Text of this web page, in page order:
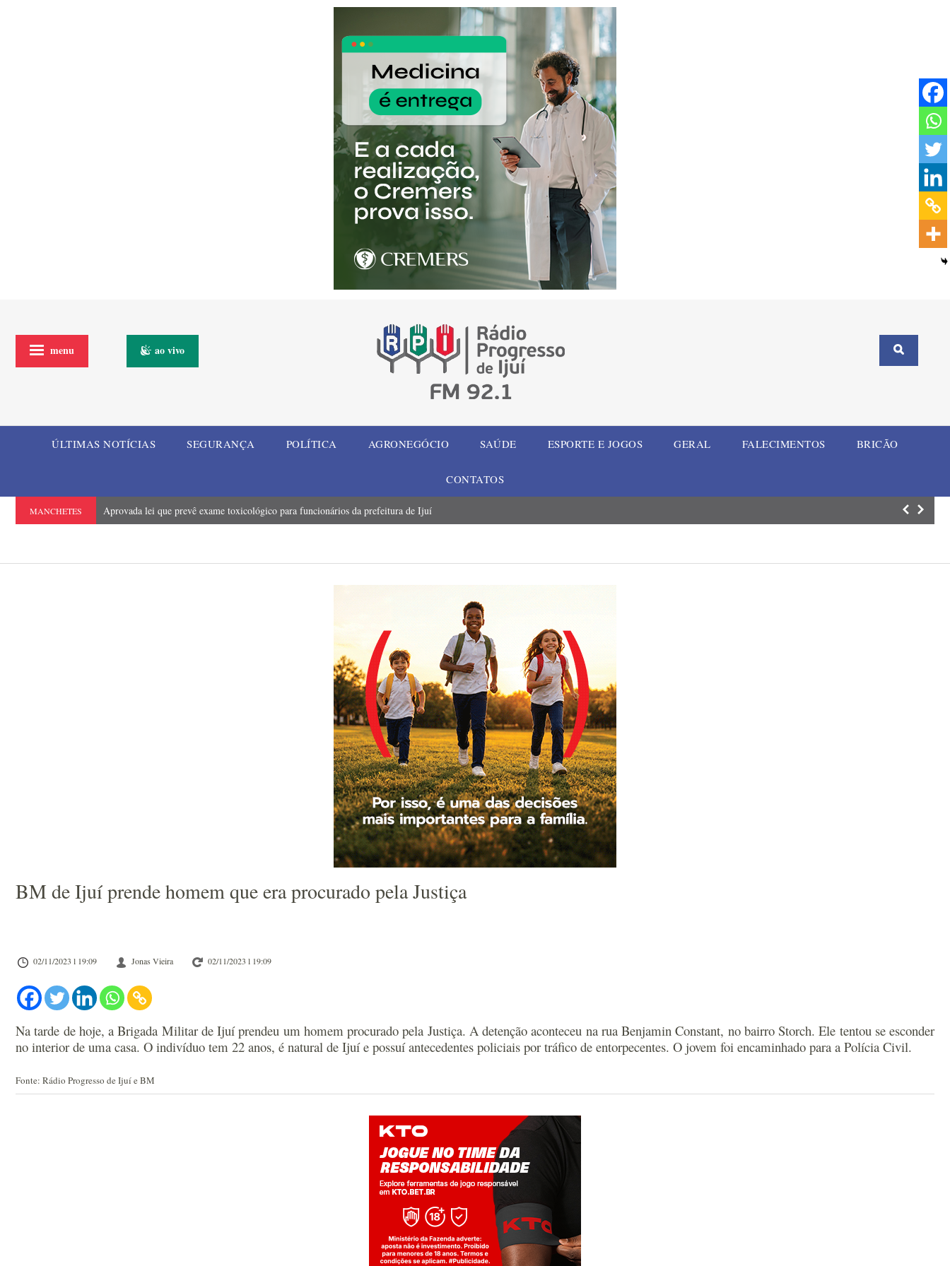
menu ao vivo
ÚLTIMAS NOTÍCIAS SEGURANÇA POLÍTICA AGRONEGÓCIO SAÚDE ESPORTE E JOGOS GERAL FALECIMENTOS BRICÃO
CONTATOS
MANCHETES Aprovada lei que prevê exame toxicológico para funcionários da prefeitura de Ijuí Motociclista
BM de Ijuí prende homem que era procurado pela Justiça
02/11/2023 l 19:09 Jonas Vieira 02/11/2023 l 19:09
Na tarde de hoje, a Brigada Militar de Ijuí prendeu um homem procurado pela Justiça. A detenção aconteceu na rua Benjamin Constant, no bairro Storch. Ele tentou se esconder
no interior de uma casa. O indivíduo tem 22 anos, é natural de Ijuí e possuí antecedentes policiais por tráfico de entorpecentes. O jovem foi encaminhado para a Polícia Civil.
Fonte: Rádio Progresso de Ijuí e BM